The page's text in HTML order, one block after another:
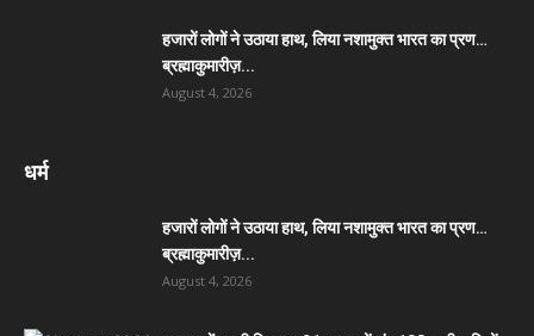
हजारों लोगों ने उठाया हाथ, लिया नशामुक्त भारत का प्रण…
ब्रह्माकुमारीज़...
August 4, 2026
धर्म
हजारों लोगों ने उठाया हाथ, लिया नशामुक्त भारत का प्रण…
ब्रह्माकुमारीज़...
August 4, 2026